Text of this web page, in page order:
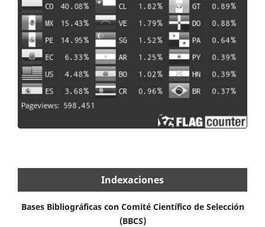
Indexaciones
Bases Bibliográficas con Comité Científico de Selección
(BBCS)